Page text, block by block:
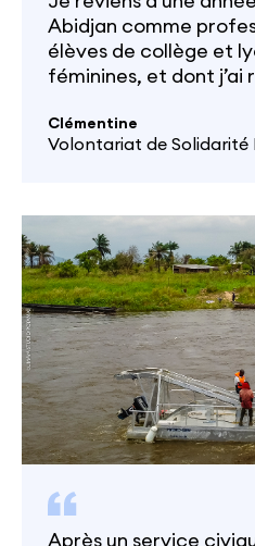
Abidjan comme
élèves de collège et
féminines, et dont j’ai
Clémentine
Volontariat de Solidarité
Après un service